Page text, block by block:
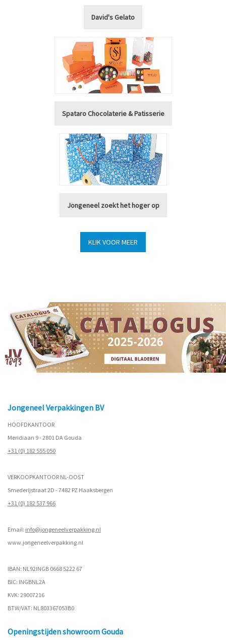
David's Gelato
Spataro Chocolaterie & Patisserie
Jongeneel zoekt het hoger op
KLIK VOOR MEER
Jongeneel Verpakkingen BV
HOOFDKANTOOR
Meridiaan 9 - 2801 DA Gouda
+31 (0) 182 555 050
VERKOOPKANTOOR NL-OOST
Smederijstraat 2D - 7482 PZ Haaksbergen
+31 (0) 182 537 966
Email: info@jongeneelverpakking.nl
www.jongeneelverpakking.nl
IBAN: NL92INGB 0668 5222 67
BIC: INGBNL2A
KVK: 29007216
BTW/VAT: NL803367053B0
Openingstijden showroom Gouda